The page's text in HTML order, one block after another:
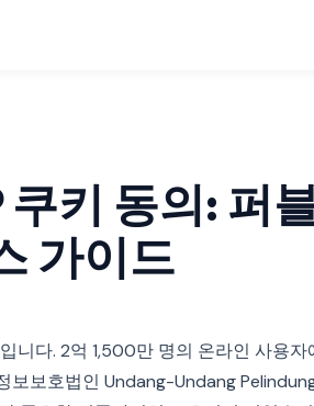
키 동의: 퍼
가이드
니다. 2억 1,500만 명의 온라인 사용자
보보호법인 Undang-Undang